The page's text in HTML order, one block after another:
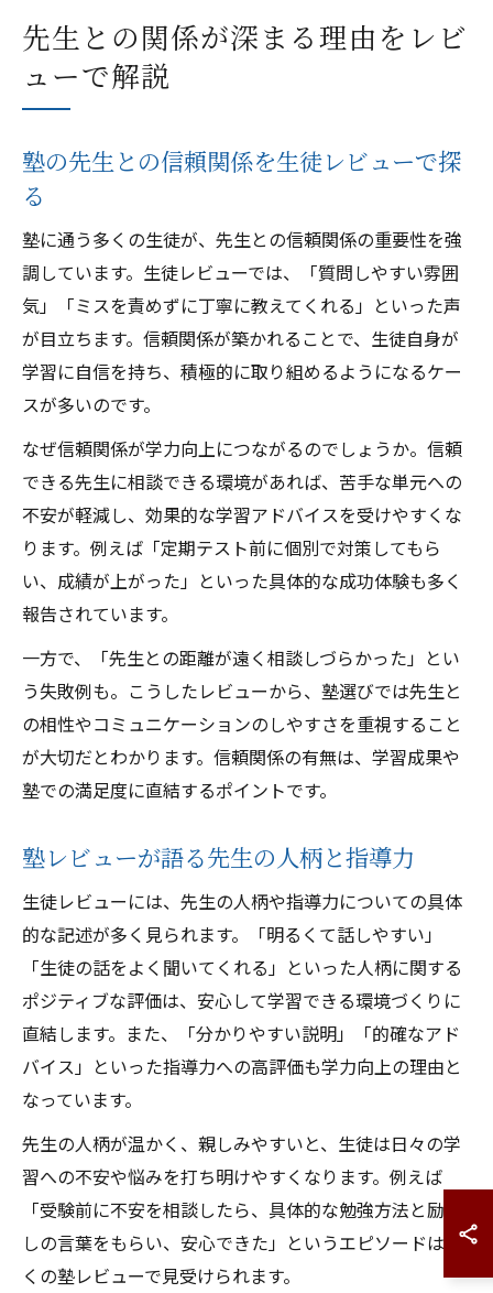
先生との関係が深まる理由をレビ
ューで解説
塾の先生との信頼関係を生徒レビューで探
る
塾に通う多くの生徒が、先生との信頼関係の重要性を強
調しています。生徒レビューでは、「質問しやすい雰囲
気」「ミスを責めずに丁寧に教えてくれる」といった声
が目立ちます。信頼関係が築かれることで、生徒自身が
学習に自信を持ち、積極的に取り組めるようになるケー
スが多いのです。
なぜ信頼関係が学力向上につながるのでしょうか。信頼
できる先生に相談できる環境があれば、苦手な単元への
不安が軽減し、効果的な学習アドバイスを受けやすくな
ります。例えば「定期テスト前に個別で対策してもら
い、成績が上がった」といった具体的な成功体験も多く
報告されています。
一方で、「先生との距離が遠く相談しづらかった」とい
う失敗例も。こうしたレビューから、塾選びでは先生と
の相性やコミュニケーションのしやすさを重視すること
が大切だとわかります。信頼関係の有無は、学習成果や
塾での満足度に直結するポイントです。
塾レビューが語る先生の人柄と指導力
生徒レビューには、先生の人柄や指導力についての具体
的な記述が多く見られます。「明るくて話しやすい」
「生徒の話をよく聞いてくれる」といった人柄に関する
ポジティブな評価は、安心して学習できる環境づくりに
直結します。また、「分かりやすい説明」「的確なアド
バイス」といった指導力への高評価も学力向上の理由と
なっています。
先生の人柄が温かく、親しみやすいと、生徒は日々の学
習への不安や悩みを打ち明けやすくなります。例えば
「受験前に不安を相談したら、具体的な勉強方法と励ま
しの言葉をもらい、安心できた」というエピソードは多
くの塾レビューで見受けられます。